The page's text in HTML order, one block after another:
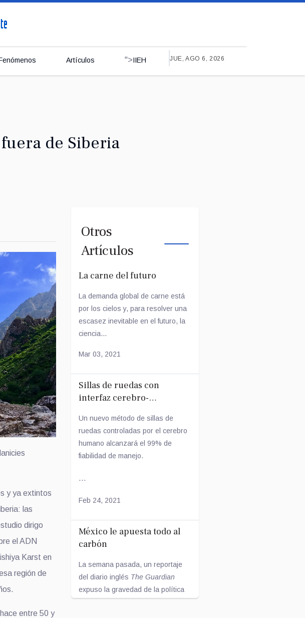
Artículos ">IIEH JUE, AGO 6, 2026
de Siberia
y ya extintos
las
dirigo
el ADN
Karst en
región de
entre 50 y
Otros
Artículos
La carne del futuro
La demanda global de carne está
por los cielos y, para resolver una
escasez inevitable en el futuro, la
ciencia...
Mar 03, 2021
Sillas de ruedas con
interfaz cerebro-
Un nuevo método de sillas de
ruedas controladas por el cerebro
humano alcanzará el 99% de
fiabilidad de manejo.
...
Feb 24, 2021
México le apuesta todo al
carbón
La semana pasada, un reportaje
del diario inglés The Guardian
expuso la gravedad de la política